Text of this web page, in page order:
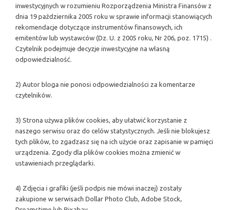
inwestycyjnych w rozumieniu Rozporządzenia Ministra Finansów z
dnia 19 października 2005 roku w sprawie informacji stanowiących
rekomendacje dotyczące instrumentów finansowych, ich
emitentów lub wystawców (Dz. U. z 2005 roku, Nr 206, poz. 1715) .
Czytelnik podejmuje decyzje inwestycyjne na własną
odpowiedzialność.
2) Autor bloga nie ponosi odpowiedzialności za komentarze
czytelników.
3) Strona używa plików cookies, aby ułatwić korzystanie z
naszego serwisu oraz do celów statystycznych. Jeśli nie blokujesz
tych plików, to zgadzasz się na ich użycie oraz zapisanie w pamięci
urządzenia. Zgody dla plików cookies można zmienić w
ustawieniach przeglądarki.
4) Zdjęcia i grafiki (jeśli podpis nie mówi inaczej) zostały
zakupione w serwisach Dollar Photo Club, Adobe Stock,